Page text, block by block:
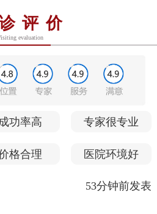
评价
evaluation
功率高 专家很专业
格合理 医院环境好
53分钟前发表